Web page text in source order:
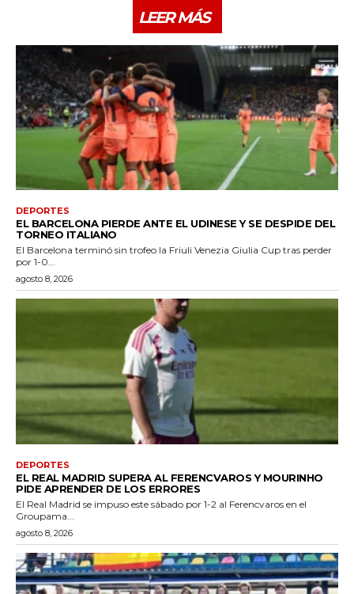
LEER MÁS
DEPORTES
EL BARCELONA PIERDE ANTE EL UDINESE Y SE DESPIDE DEL
TORNEO ITALIANO
El Barcelona terminó sin trofeo la Friuli Venezia Giulia Cup tras perder
por 1-0...
agosto 8, 2026
DEPORTES
EL REAL MADRID SUPERA AL FERENCVAROS Y MOURINHO
PIDE APRENDER DE LOS ERRORES
El Real Madrid se impuso este sábado por 1-2 al Ferencvaros en el
Groupama...
agosto 8, 2026